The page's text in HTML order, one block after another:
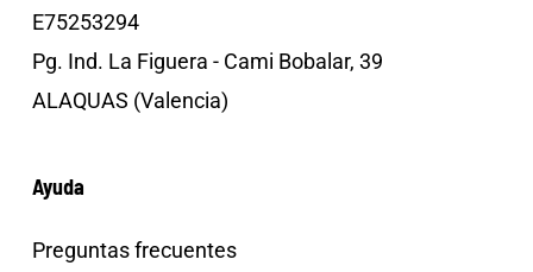
E75253294
Pg. Ind. La Figuera - Cami Bobalar, 39
ALAQUAS (Valencia)
Ayuda
Preguntas frecuentes